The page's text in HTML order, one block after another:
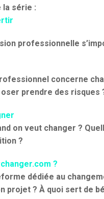
la série :
professionnelle
concerne
prendre des risques
on veut changer ?
?
?
dédiée au
projet ? À quoi sert de